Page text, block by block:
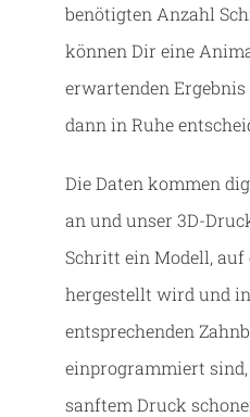
benötigten Anzahl
können Dir eine
erwartenden
dann in Ruhe
Die Daten kommen
an und unser 3D-
Schritt ein Modell,
hergestellt wird und
entsprechenden
einprogrammiert
sanftem Druck